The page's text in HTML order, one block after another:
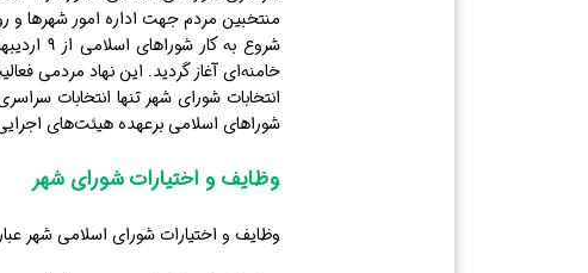
منتخبین مردم جهت اداره امور شهرها و
خامنه‌ای آغاز گردید. این نهاد مردمی
انتخابات شورای شهر تنها انتخابات
شوراهای اسلامی برعهده هیئت‌های
وظایف و اختیارات شورای شهر
وظایف و اختیارات شورای اسلامی شهر